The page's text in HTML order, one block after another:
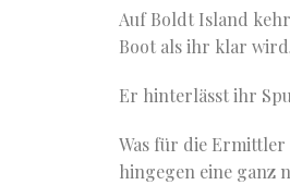
Auf Boldt Island
Boot als ihr klar
Er hinterlässt ihr
Was für die
hingegen eine ganz